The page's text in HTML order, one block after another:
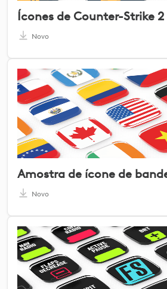
Ícones de Counter-Strike 2
Novo
Amostra de ícone de
Novo